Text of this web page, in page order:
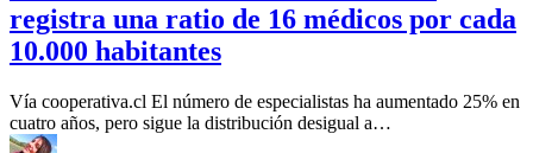
registra una ratio de 16 médicos por cada
10.000 habitantes
Vía cooperativa.cl El número de especialistas ha aumentado 25% en
cuatro años, pero sigue la distribución desigual a…